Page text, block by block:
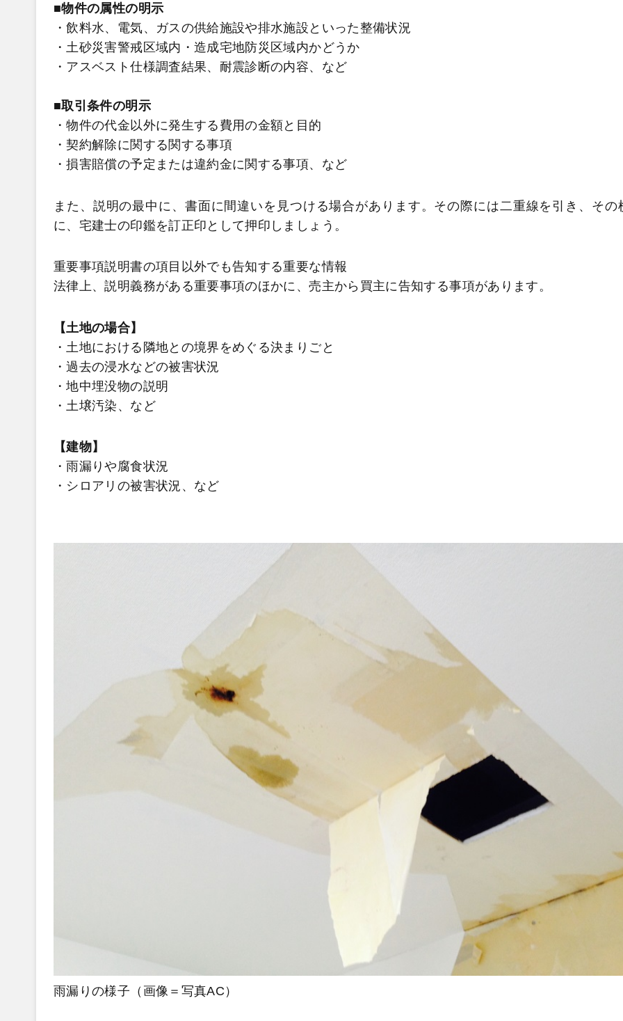
■物件の属性の明示
・飲料水、電気、ガスの供給施設や排水施設といった整備状況
・土砂災害警戒区域内・造成宅地防災区域内かどうか
・アスベスト仕様調査結果、耐震診断の内容、など
■取引条件の明示
・物件の代金以外に発生する費用の金額と目的
・契約解除に関する関する事項
・損害賠償の予定または違約金に関する事項、など
また、説明の最中に、書面に間違いを見つける場合があります。その際には二重線を引き、その
に、宅建士の印鑑を訂正印として押印しましょう。
重要事項説明書の項目以外でも告知する重要な情報
法律上、説明義務がある重要事項のほかに、売主から買主に告知する事項があります。
【土地の場合】
・土地における隣地との境界をめぐる決まりごと
・過去の浸水などの被害状況
・地中埋没物の説明
・土壌汚染、など
【建物】
・雨漏りや腐食状況
・シロアリの被害状況、など
雨漏りの様子（画像＝写真AC）